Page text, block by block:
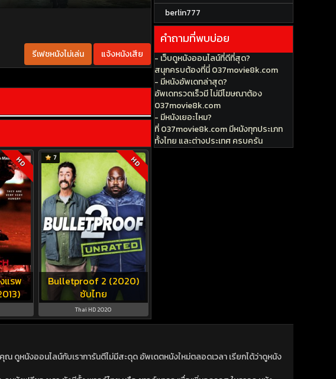
รีเฟชหนังไม่เล่น แจ้งหนังเสีย
แรพ
HD
Bulletproof 2 (2020)
ซับไทย
7 HD
Thai HD 2020
berlin777
คำถามที่พบบ่อย
- เว็บดูหนังออนไลน์ที่ดีที่สุด?
สนุกครบต้องที่นี่ 037movie8k.com
- มีหนังอัพเดทล่าสุด?
อัพเดทรวดเร็วมี ไม่มีโฆษณาต้อง
037movie8k.com
- มีหนังเยอะไหม?
ที่ 037movie8k.com มีหนังทุกประเภท
ทั้งไทย และต่างประเทศ ครบครัน
ดูหนังออนไลน์กับเราการันตีไม่มีสะดุด อัพเดตหนังใหม่ตลอดเวลา เรียกได้ว่าดูหนัง